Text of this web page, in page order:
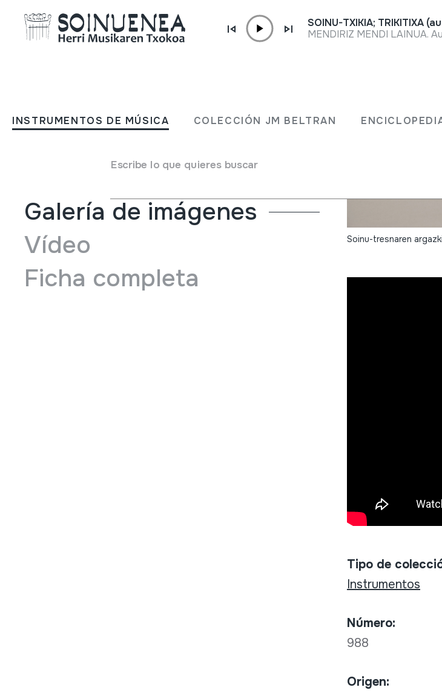
INSTRUMENTOS DE MÚSICA COLECCIÓN JM BELTRAN
Escribe lo que quieres buscar
SOINU-TXIKIA; TRIKITIXA
MENDIRIZ MENDI LAINUA.
KÜRBISMIRLITON; Mirlitón
Tipo de Instrumento de música Membranófonos->Mirliton
Galería de imágenes
Vídeo
Ficha completa
Soinu-tresnaren
Tipo de
Instrumentos
Número:
988
Origen: